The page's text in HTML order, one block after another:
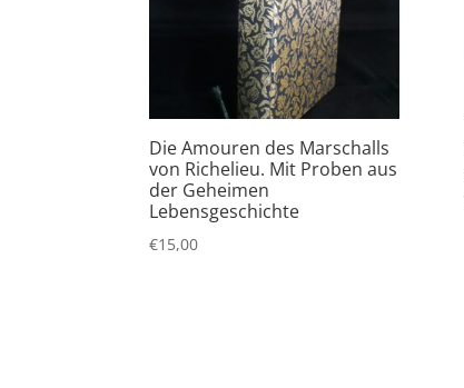
Die Amouren des Marschalls
von Richelieu. Mit Proben aus
der Geheimen
Lebensgeschichte
€15,00